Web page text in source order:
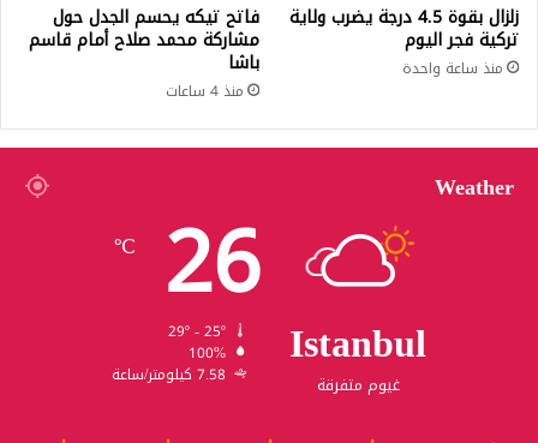
زلزال بقوة 4.5 درجة يضرب ولاية
تركية فجر اليوم
منذ ساعة واحدة
فاتح تيكه يحسم الجدل حول
مشاركة محمد صلاح أمام قاسم
باشا
منذ 4 ساعات
Weather
Istanbul
غيوم متفرقة
26
℃
100%
7.58 كيلومتر/ساعة